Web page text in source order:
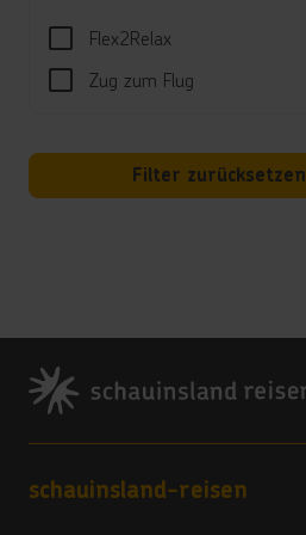
Flex2Relax
Zug zum Flug
Filter zurücksetzen
Footer
Footer navigation
schauinsland-reisen